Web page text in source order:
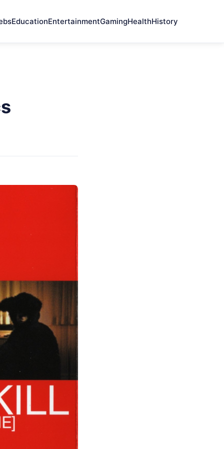
EducationEntertainmentGamingHealthHistory